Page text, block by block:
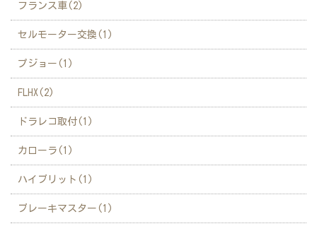
フランス車(2)
セルモーター交換(1)
プジョー(1)
FLHX(2)
ドラレコ取付(1)
カローラ(1)
ハイブリット(1)
ブレーキマスター(1)